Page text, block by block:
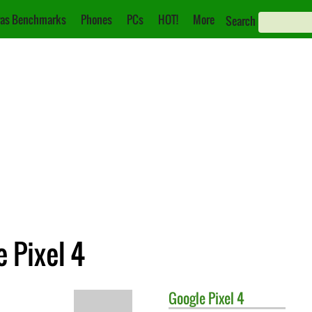
Benchmarks Phones PCs HOT! More Search
Pixel 4
GooglePixel 4